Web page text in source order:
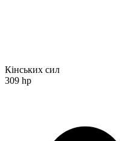
Кінських сил
309 hp